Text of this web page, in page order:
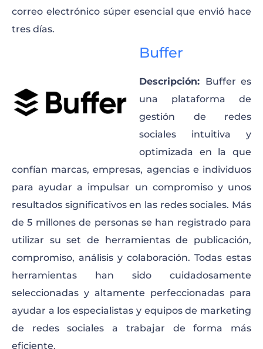
correo electrónico súper esencial que envió hace
tres días.
Buffer
Descripción: Buffer es
una plataforma de
gestión de redes
sociales intuitiva y
optimizada en la que
confían marcas, empresas, agencias e individuos
para ayudar a impulsar un compromiso y unos
resultados significativos en las redes sociales. Más
de 5 millones de personas se han registrado para
utilizar su set de herramientas de publicación,
compromiso, análisis y colaboración. Todas estas
herramientas han sido cuidadosamente
seleccionadas y altamente perfeccionadas para
ayudar a los especialistas y equipos de marketing
de redes sociales a trabajar de forma más
eficiente.